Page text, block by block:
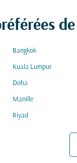
Bangkok
Kuala Lumpur
Doha
Manille
Riyad